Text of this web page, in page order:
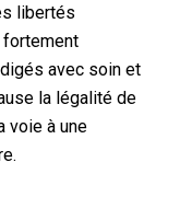
libertés
avec soin et
la légalité de
voie à une